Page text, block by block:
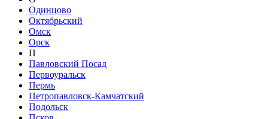
Одинцово
Октябрьский
Омск
Орск
П
Павловский Посад
Первоуральск
Пермь
Петропавловск-Камчатский
Подольск